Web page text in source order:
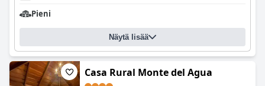
Pieni
Näytä lisää
Casa Rural Monte del Agua